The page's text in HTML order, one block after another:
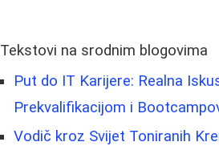
Tekstovi na srodnim blogovima
Put do IT Karijere: Realna
Prekvalifikacijom i
Vodič kroz Svijet Toniranih